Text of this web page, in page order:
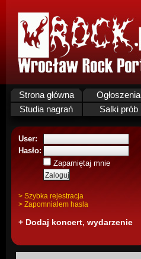
Strona główna Ogłoszenia
Studia nagrań
Salki prób
User:
Hasło:
Zapamiętaj mnie
> Szybka rejestracja
> Zapomnialem hasla
+ Dodaj koncert, wydarzenie